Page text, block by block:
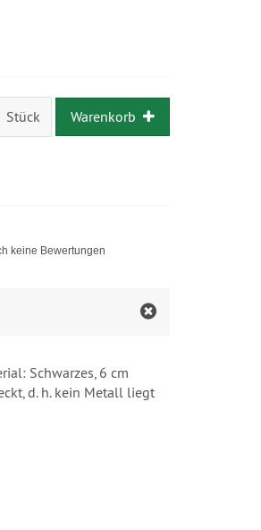
Stück Warenkorb
keine Bewertungen
Schwarzes, 6 cm
d. h. kein Metall liegt